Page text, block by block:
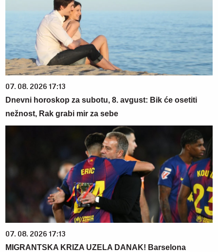
07. 08. 2026 17:13
Dnevni horoskop za subotu, 8. avgust: Bik će osetiti
nežnost, Rak grabi mir za sebe
07. 08. 2026 17:13
MIGRANTSKA KRIZA UZELA DANAK! Barselona